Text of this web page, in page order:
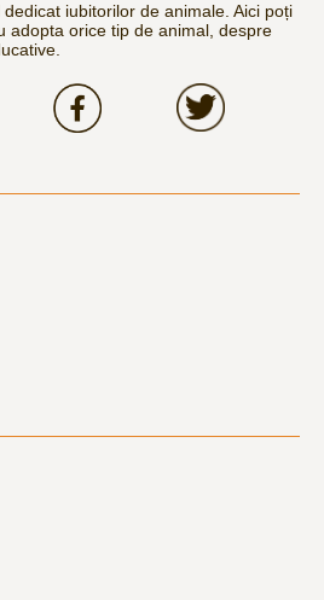
iubitorilor de animale. Aici poți
adopta orice tip de animal, despre